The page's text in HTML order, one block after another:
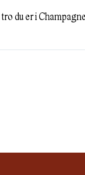
du er i Champagne